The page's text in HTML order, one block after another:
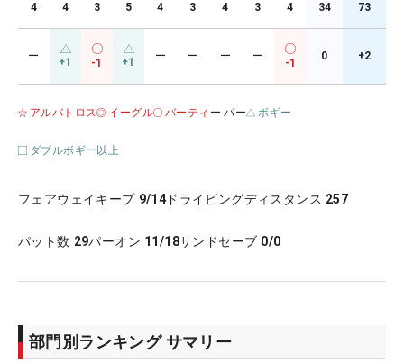
4 4 3 5 4 3 4 3 4 34 73
ー +1 -1 +1 ー ー ー ー
-1
0 +2
アルバトロス イーグル バーティ ー パー ボギー
ダブルボギー以上
フェアウェイキープ 9/14 ドライビングディスタンス 257
パット数 29パーオン 11/18サンドセーブ 0/0
部門別ランキング サマリー